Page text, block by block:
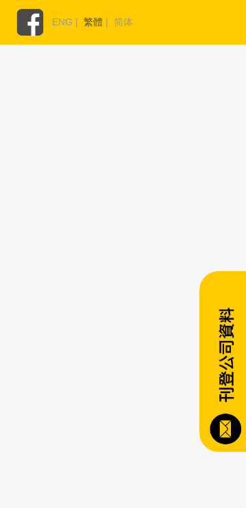
ENG | 繁體 | 简体